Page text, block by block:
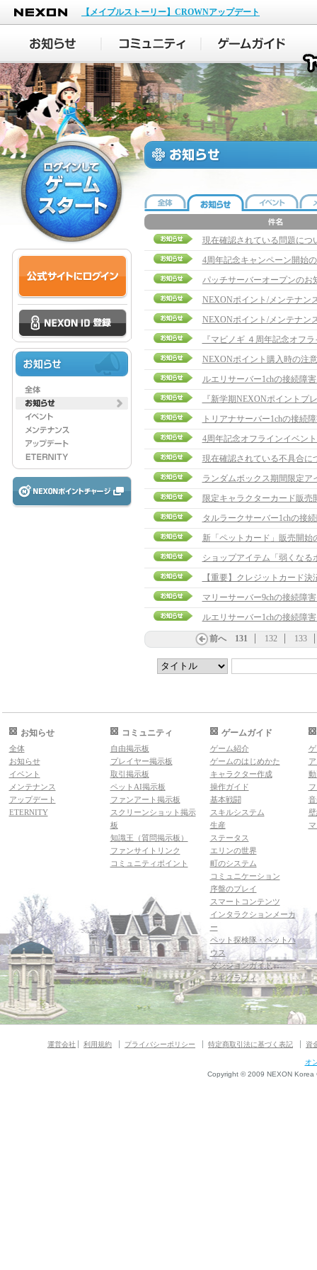
NEXON
【メイプルストーリー】CROWNアップデート
現在確認されている問題につ
4周年記念キャンペーン開始
パッチサーバーオープンのお
NEXONポイント/メンテナン
NEXONポイント/メンテナン
『マビノギ ４周年記念オフ
NEXONポイント購入時の注
ルエリサーバー1chの接続障
『新学期NEXONポイントプ
トリアナサーバー1chの接続
4周年記念オフラインイベン
現在確認されている不具合に
ランダムボックス期間限定ア
限定キャラクターカード販売
タルラークサーバー1chの接
新「ペットカード」販売開始
ショップアイテム「弱くなる
【重要】クレジットカード
マリーサーバー9chの接続障
ルエリサーバー1chの接続障
前へ 131 132 133
お知らせ
全体
お知らせ
イベント
メンテナンス
アップデート
ETERNITY
コミュニティ
自由掲示板
プレイヤー掲示板
取引掲示板
ペットAI掲示板
ファンアート掲示板
スクリーンショット掲示
板
知識王（質問掲示板）
ファンサイトリンク
コミュニティポイント
ゲームガイド
ゲーム紹介
ゲームのはじめかた
キャラクター作成
操作ガイド
基本戦闘
スキルシステム
生産
ステータス
エリンの世界
町のシステム
コミュニケーション
序盤のプレイ
スマートコンテンツ
インタラクションメーカ
ー
ペット探検隊・ペットハ
ウス
ダンジョンガイド
マギグラフィ
運営会社 利用規約 プライバシーポリシー 特定商取引法に基づく表記 資
オ
Copyright © 2009 NEXON Korea